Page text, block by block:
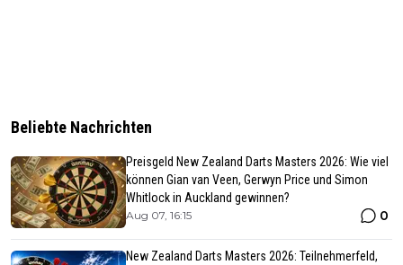
Beliebte Nachrichten
Preisgeld New Zealand Darts Masters 2026: Wie viel
können Gian van Veen, Gerwyn Price und Simon
Whitlock in Auckland gewinnen?
Aug 07, 16:15 0
New Zealand Darts Masters 2026: Teilnehmerfeld,